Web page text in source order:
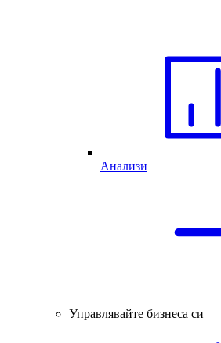
Анализи
Управлявайте бизнеса си